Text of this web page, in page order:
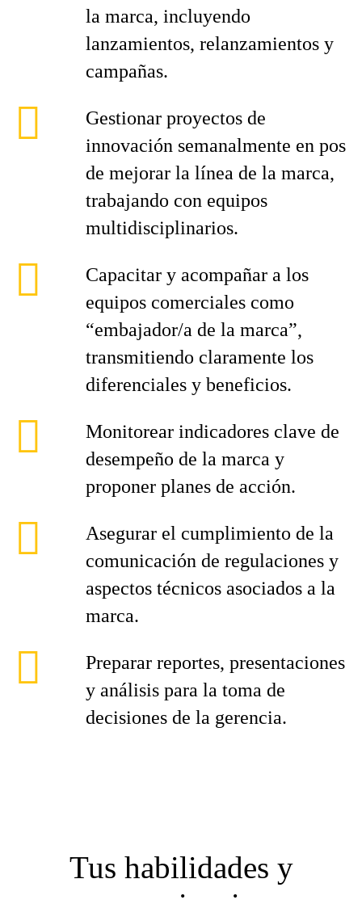
la marca, incluyendo
lanzamientos, relanzamientos y
campañas.
Gestionar proyectos de
innovación semanalmente en pos
de mejorar la línea de la marca,
trabajando con equipos
multidisciplinarios.
Capacitar y acompañar a los
equipos comerciales como
“embajador/a de la marca”,
transmitiendo claramente los
diferenciales y beneficios.
Monitorear indicadores clave de
desempeño de la marca y
proponer planes de acción.
Asegurar el cumplimiento de la
comunicación de regulaciones y
aspectos técnicos asociados a la
marca.
Preparar reportes, presentaciones
y análisis para la toma de
decisiones de la gerencia.
Tus habilidades y